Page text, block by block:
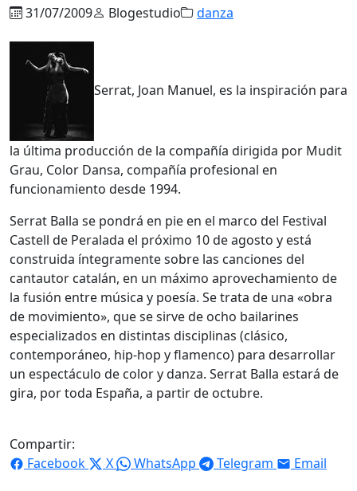
31/07/2009
Blogestudio danza
Serrat, Joan Manuel, es la inspiración para
la última producción de la compañía dirigida por Mudit
Grau, Color Dansa, compañía profesional en
funcionamiento desde 1994.
Serrat Balla se pondrá en pie en el marco del Festival
Castell de Peralada el próximo 10 de agosto y está
construida íntegramente sobre las canciones del
cantautor catalán, en un máximo aprovechamiento de
la fusión entre música y poesía. Se trata de una «obra
de movimiento», que se sirve de ocho bailarines
especializados en distintas disciplinas (clásico,
contemporáneo, hip-hop y flamenco) para desarrollar
un espectáculo de color y danza. Serrat Balla estará de
gira, por toda España, a partir de octubre.
Compartir:
Facebook
X WhatsApp Telegram Email